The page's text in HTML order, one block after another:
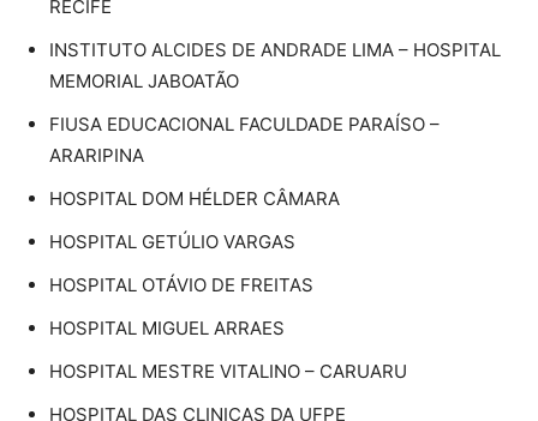
RECIFE
INSTITUTO ALCIDES DE ANDRADE LIMA – HOSPITAL
MEMORIAL JABOATÃO
FIUSA EDUCACIONAL FACULDADE PARAÍSO –
ARARIPINA
HOSPITAL DOM HÉLDER CÂMARA
HOSPITAL GETÚLIO VARGAS
HOSPITAL OTÁVIO DE FREITAS
HOSPITAL MIGUEL ARRAES
HOSPITAL MESTRE VITALINO – CARUARU
HOSPITAL DAS CLINICAS DA UFPE